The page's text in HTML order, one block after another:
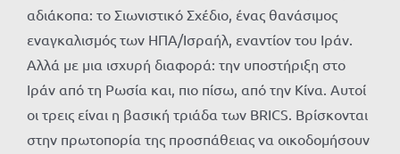
αδιάκοπα: το Σιωνιστικό Σχέδιο, ένας θανάσιμος
εναγκαλισμός των ΗΠΑ/Ισραήλ, εναντίον του Ιράν.
Αλλά με μια ισχυρή διαφορά: την υποστήριξη στο
Ιράν από τη Ρωσία και, πιο πίσω, από την Κίνα. Αυτοί
οι τρεις είναι η βασική τριάδα των BRICS. Βρίσκονται
στην πρωτοπορία της προσπάθειας να οικοδομήσουν